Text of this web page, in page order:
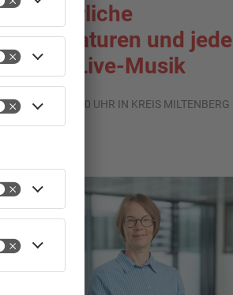
Sommerliche
Temperaturen und jede
Menge Live-Musik
01.08.2026, 21:20 UHR IN KREIS MILTENBERG